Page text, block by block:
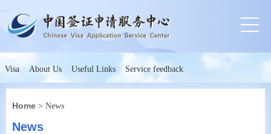
Visa About Us Useful Links Service feedback
Home > News
News